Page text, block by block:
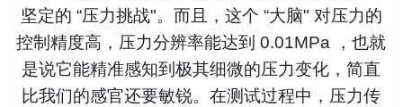
坚定的 “压力挑战"。而且，这个 “大脑" 对压力的
控制精度高，压力分辨率能达到 0.01MPa ，也就
是说它能精准感知到极其细微的压力变化，简直
比我们的感官还要敏锐。在测试过程中，压力传